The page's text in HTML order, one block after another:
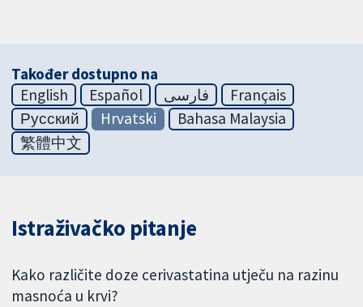
Također dostupno na
English
Español فارسی
Français
Русский
Hrvatski
Bahasa Malaysia
繁體中文
Istraživačko pitanje
Kako različite doze cerivastatina utječu na razinu
masnoća u krvi?